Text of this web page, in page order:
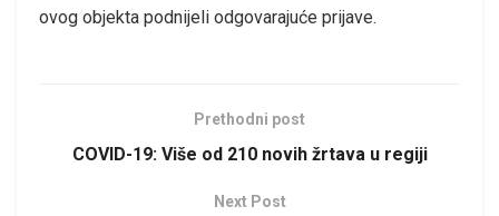
ovog objekta podnijeli odgovarajuće prijave.
Prethodni post
COVID-19: Više od 210 novih žrtava u regiji
Next Post